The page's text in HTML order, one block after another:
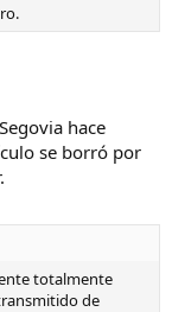
hace
se borró por
totalmente
de